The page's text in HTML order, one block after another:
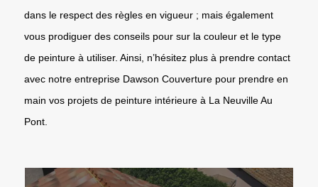
dans le respect des règles en vigueur ; mais également
vous prodiguer des conseils pour sur la couleur et le type
de peinture à utiliser. Ainsi, n’hésitez plus à prendre contact
avec notre entreprise Dawson Couverture pour prendre en
main vos projets de peinture intérieure à La Neuville Au
Pont.